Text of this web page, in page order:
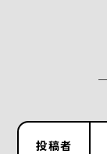
投稿者